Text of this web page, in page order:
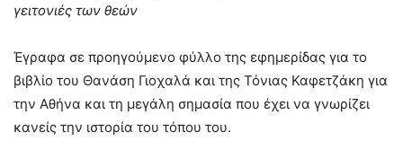
γειτονιές των θεών
Έγραφα σε προηγούμενο φύλλο της εφημερίδας για το
βιβλίο του Θανάση Γιοχαλά και της Τόνιας Καφετζάκη για
την Αθήνα και τη μεγάλη σημασία που έχει να γνωρίζει
κανείς την ιστορία του τόπου του.